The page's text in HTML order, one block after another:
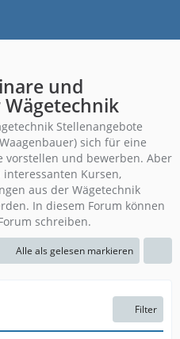
und
Stellenangebote
sich für eine
vorstellen und bewerben. Aber
Kursen,
aus der Wägetechnik
In diesem Forum können
schreiben.
Alle als gelesen markieren
Filter